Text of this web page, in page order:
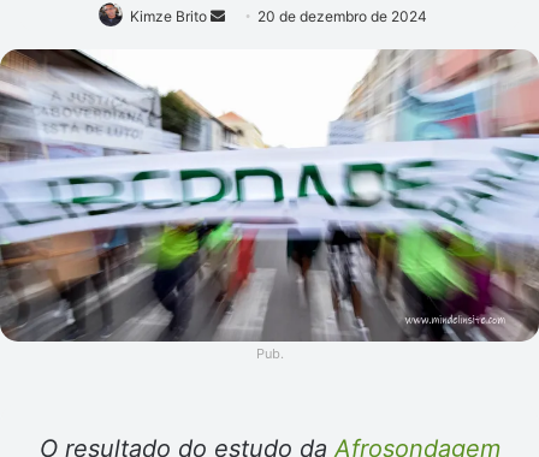
Kimze Brito
Mande20 de dezembro de 2024
Pub.
O resultado do estudo daAfrosondagem